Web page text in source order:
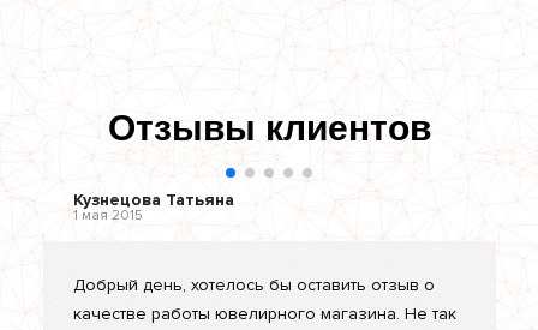
Отзывы клиентов
Кузнецова Татьяна
1 мая 2015
Добрый день, хотелось бы оставить отзыв о
качестве работы ювелирного магазина. Не так